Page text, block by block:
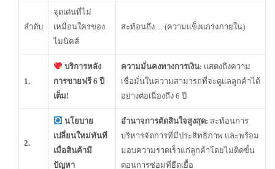
ลำดับ
จุดเด่นที่ไม่
เหมือนใครของ
ไมนิคส์
สะท้อนถึง… (ความแข็งแกร่งภายใน)
1.
บริการหลัง
การขายฟรี 6 ปี
เต็ม!
ความมั่นคงทางการเงิน: แสดงถึงความ
เชื่อมั่นในความสามารถที่จะดูแลลูกค้าได้
อย่างต่อเนื่องถึง 6 ปี
2.
นโยบาย
เปลี่ยนใหม่ทันที
เมื่อสินค้ามี
ปัญหา
อำนาจการตัดสินใจสูงสุด: สะท้อนการ
บริหารจัดการที่มีประสิทธิภาพ และพร้อม
มอบความรวดเร็วแก่ลูกค้าโดยไม่ติดขั้น
ตอนการซ่อมที่ยืดเยื้อ